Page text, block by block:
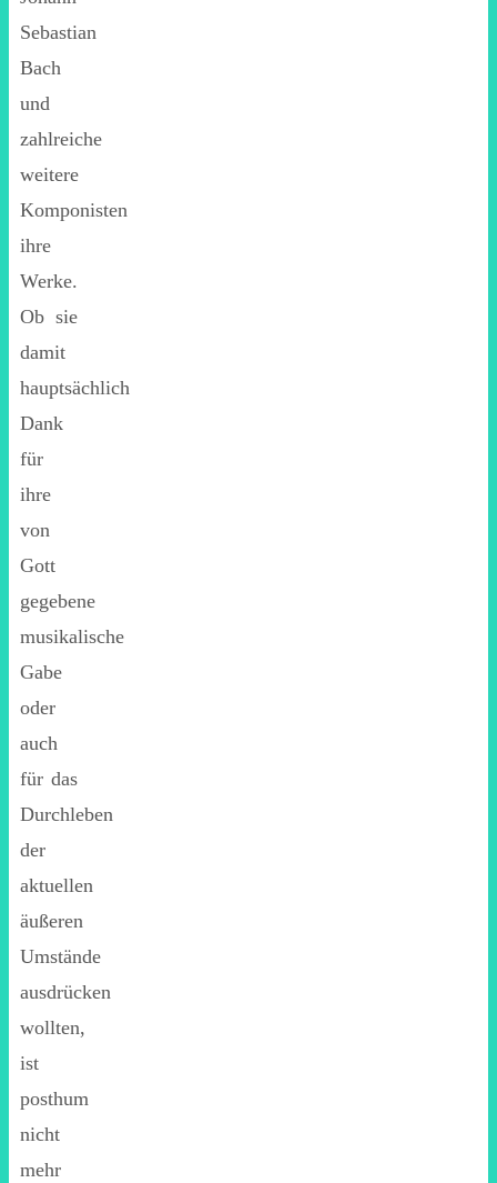
Sebastian
Bach
und
zahlreiche
weitere
Komponisten
ihre
Werke.
Ob sie
damit
hauptsächlich
Dank
für
ihre
von
Gott
gegebene
musikalische
Gabe
oder
auch
für das
Durchleben
der
aktuellen
äußeren
Umstände
ausdrücken
wollten,
ist
posthum
nicht
mehr